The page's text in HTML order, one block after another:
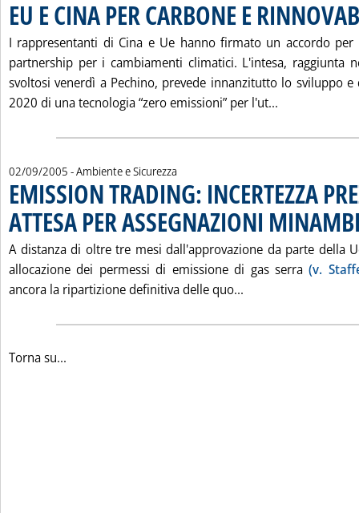
EU E CINA PER CARBONE E
I rappresentanti di Cina e Ue hanno firmato un accordo
partnership per i cambiamenti climatici. L'intesa, raggiunta
svoltosi venerdì a Pechino, prevede innanzitutto lo sviluppo
2020 di una tecnologia “zero emissioni” per l'ut...
02/09/2005 - Ambiente e Sicurezza
EMISSION TRADING: INCERTEZZA
ATTESA PER ASSEGNAZIONI
A distanza di oltre tre mesi dall'approvazione da parte della
allocazione dei permessi di emissione di gas serra(v.
ancora la ripartizione definitiva delle quo...
Torna su...